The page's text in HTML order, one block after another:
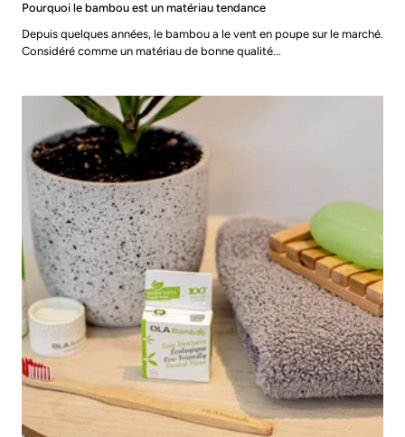
Pourquoi le bambou est un matériau tendance
Depuis quelques années, le bambou a le vent en poupe sur le marché.
Considéré comme un matériau de bonne qualité...